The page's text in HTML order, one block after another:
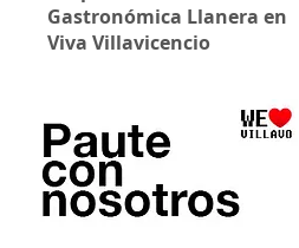
Gastronómica Llanera en
Viva Villavicencio